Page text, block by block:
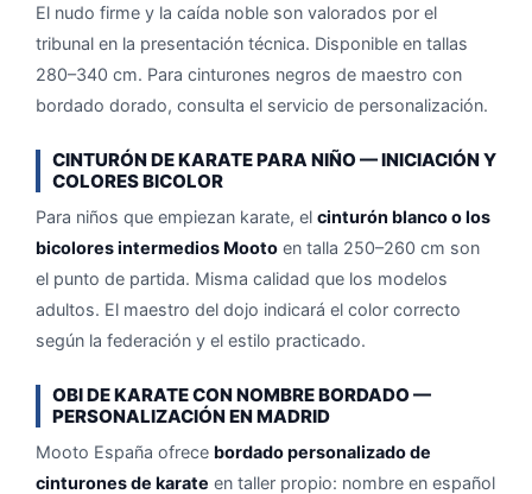
El nudo firme y la caída noble son valorados por el
tribunal en la presentación técnica. Disponible en tallas
280–340 cm. Para cinturones negros de maestro con
bordado dorado, consulta el servicio de personalización.
CINTURÓN DE KARATE PARA NIÑO — INICIACIÓN Y
COLORES BICOLOR
Para niños que empiezan karate, el cinturón blanco o los
bicolores intermedios Mooto en talla 250–260 cm son
el punto de partida. Misma calidad que los modelos
adultos. El maestro del dojo indicará el color correcto
según la federación y el estilo practicado.
OBI DE KARATE CON NOMBRE BORDADO —
PERSONALIZACIÓN EN MADRID
Mooto España ofrece bordado personalizado de
cinturones de karate en taller propio: nombre en español